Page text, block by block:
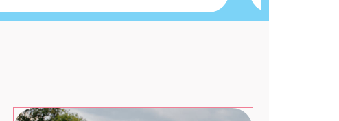
Ищем коды 3 комикса